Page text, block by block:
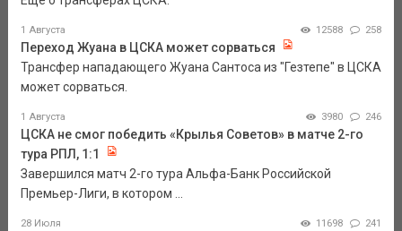
1 Августа 12588 258
Переход Жуана в ЦСКА может сорваться
Трансфер нападающего Жуана Сантоса из "Гезтепе" в ЦСКА
может сорваться.
1 Августа 3980 246
ЦСКА не смог победить «Крылья Советов» в матче 2-го
тура РПЛ, 1:1
Завершился матч 2-го тура Альфа-Банк Российской
Премьер-Лиги, в котором ...
28 Июля 11698 241